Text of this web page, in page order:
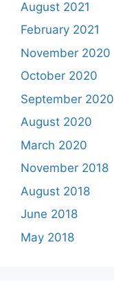
August 2021
February 2021
November 2020
October 2020
September 2020
August 2020
March 2020
November 2018
August 2018
June 2018
May 2018